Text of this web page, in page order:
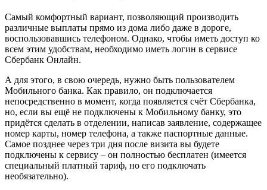
Самый комфортный вариант, позволяющий производить
различные выплаты прямо из дома либо даже в дороге,
воспользовавшись телефоном. Однако, чтобы иметь доступ ко
всем этим удобствам, необходимо иметь логин в сервисе
Сбербанк Онлайн.
А для этого, в свою очередь, нужно быть пользователем
Мобильного банка. Как правило, он подключается
непосредственно в момент, когда появляется счёт Сбербанка,
но, если вы ещё не подключены к Мобильному банку, это
придётся сделать в отделении, написав заявление, содержащее
номер карты, номер телефона, а также паспортные данные.
Самое позднее через три дня после визита вы будете
подключены к сервису – он полностью бесплатен (имеется
специальный платный тариф, но его подключать
необязательно).